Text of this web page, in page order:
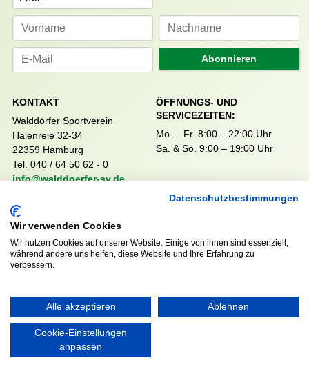
Abonnieren
KONTAKT
Walddörfer Sportverein
Halenreie 32-34
22359 Hamburg
Tel. 040 / 64 50 62 - 0
info@walddoerfer-sv.de
ÖFFNUNGS- UND
SERVICEZEITEN:
Mo. – Fr. 8:00 – 22:00 Uhr
Sa. & So. 9:00 – 19:00 Uhr
MEDIA
RECHTLICHES
Impressum
Datenschutzerklärung
Datenschutzbestimmungen
Wir verwenden Cookies
Wir nutzen Cookies auf unserer Website. Einige von ihnen sind essenziell,
während andere uns helfen, diese Website und Ihre Erfahrung zu
verbessern.
Alle akzeptieren Ablehnen
Cookie-Einstellungen
anpassen